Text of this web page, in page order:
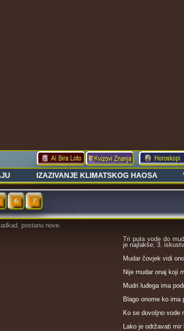
postanu nove.
Tri puta vode do
je najlakše; 3.
Mudar čovjek vidi
Nije mudar onaj koji
Mudri luđega ima
Blago onome ko ima
Ko se dovoljno vode
Lako je održavati